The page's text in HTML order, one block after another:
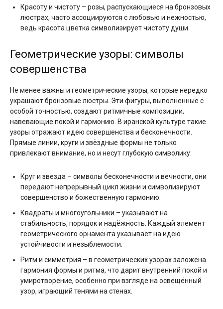
Красоту и чистоту – розы, распускающиеся на бронзовых
люстрах, часто ассоциируются с любовью и нежностью,
ведь красота цветка символизирует чистоту души.
Геометрические узоры: символы
совершенства
Не менее важны и геометрические узоры, которые нередко
украшают бронзовые люстры. Эти фигуры, выполненные с
особой точностью, создают ритмичные композиции,
навевающие покой и гармонию. В иранской культуре такие
узоры отражают идею совершенства и бесконечности.
Прямые линии, круги и звёздные формы не только
привлекают внимание, но и несут глубокую символику:
Круг и звезда – символы бесконечности и вечности, они
передают непрерывный цикл жизни и символизируют
совершенство и божественную гармонию.
Квадраты и многоугольники – указывают на
стабильность, порядок и надёжность. Каждый элемент
геометрического орнамента указывает на идею
устойчивости и незыблемости.
Ритм и симметрия – в геометрических узорах заложена
гармония формы и ритма, что дарит внутренний покой и
умиротворение, особенно при взгляде на освещённый
узор, играющий тенями на стенах.